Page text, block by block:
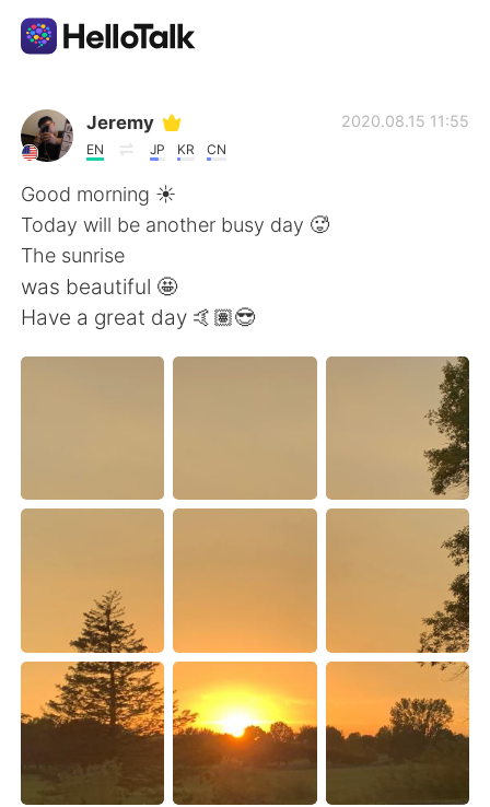
Language Exchange App
AI Grammar Checker
English
简体中文 繁體中文
日本語 한국어
Indonesia
Türkçe Tiếng Việt
Português
Jeremy
EN JP KR CN
2020.08.15 11:55
Good morning ☀️
Today will be another busy day 🥵
The sunrise
was beautiful 🤩
Have a great day 🤙🏽😎